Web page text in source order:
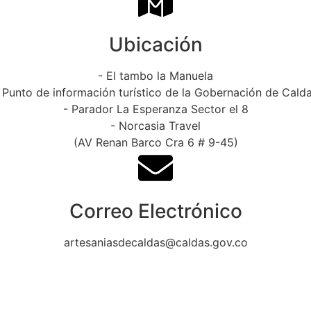
Ubicación
- El tambo la Manuela
de información turístico de la Gobernación de
- Parador La Esperanza Sector el 8
- Norcasia Travel
(AV Renan Barco Cra 6 # 9-45)
Correo Electrónico
artesaniasdecaldas@caldas.gov.co